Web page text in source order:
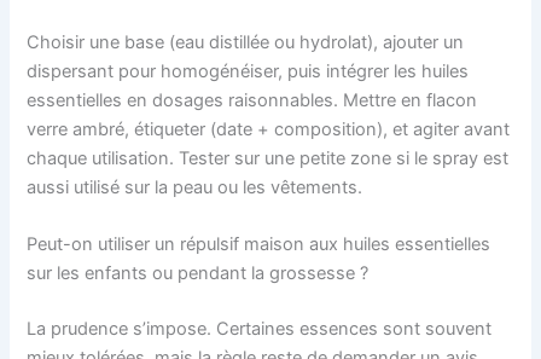
Choisir une base (eau distillée ou hydrolat), ajouter un
dispersant pour homogénéiser, puis intégrer les huiles
essentielles en dosages raisonnables. Mettre en flacon
verre ambré, étiqueter (date + composition), et agiter avant
chaque utilisation. Tester sur une petite zone si le spray est
aussi utilisé sur la peau ou les vêtements.
Peut-on utiliser un répulsif maison aux huiles essentielles
sur les enfants ou pendant la grossesse ?
La prudence s’impose. Certaines essences sont souvent